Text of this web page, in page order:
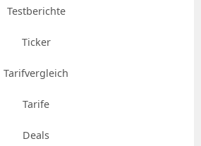
Testberichte
Ticker
Tarifvergleich
Tarife
Deals